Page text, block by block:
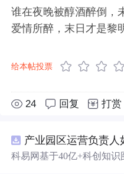
谁在夜晚被醇酒醉倒，
爱情所醉，末日才是黎
给本帖投票
24 回复 打赏
科易网基于40亿+科创知